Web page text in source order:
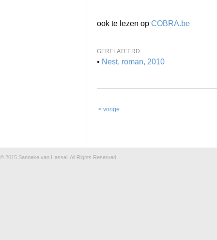
ook te lezen op COBRA.be
GERELATEERD:
• Nest, roman, 2010
< vorige
© 2015 Sanneke van Hassel . All Rights Reserved.